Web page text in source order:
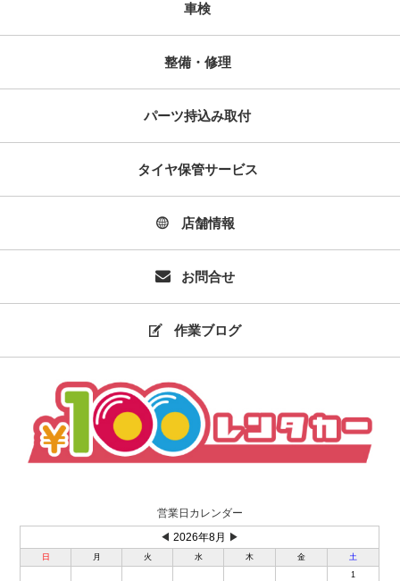
車検
整備・修理
パーツ持込み取付
タイヤ保管サービス
店舗情報
お問合せ
作業ブログ
営業日カレンダー
◀ 2026年8月 ▶
日 月 火 水 木 金
土
1